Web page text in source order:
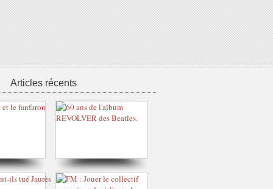
Articles récents